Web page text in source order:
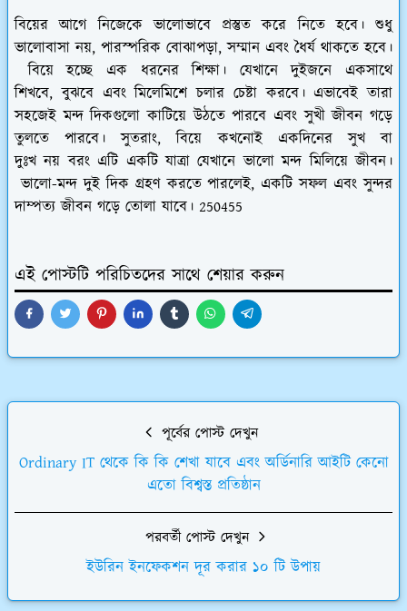
বিয়ের আগে নিজেকে ভালোভাবে প্রস্তুত করে নিতে হবে। শুধু
ভালোবাসা নয়, পারস্পরিক বোঝাপড়া, সম্মান এবং ধৈর্য থাকতে হবে।
বিয়ে হচ্ছে এক ধরনের শিক্ষা। যেখানে দুইজনে একসাথে
শিখবে, বুঝবে এবং মিলেমিশে চলার চেষ্টা করবে। এভাবেই তারা
সহজেই মন্দ দিকগুলো কাটিয়ে উঠতে পারবে এবং সুখী জীবন গড়ে
তুলতে পারবে। সুতরাং, বিয়ে কখনোই একদিনের সুখ বা
দুঃখ নয় বরং এটি একটি যাত্রা যেখানে ভালো মন্দ মিলিয়ে জীবন।
ভালো-মন্দ দুই দিক গ্রহণ করতে পারলেই, একটি সফল এবং সুন্দর
দাম্পত্য জীবন গড়ে তোলা যাবে। 250455
এই পোস্টটি পরিচিতদের সাথে শেয়ার করুন
পূর্বের পোস্ট দেখুন
Ordinary IT থেকে কি কি শেখা যাবে এবং অর্ডিনারি আইটি কেনো
এতো বিশ্বস্ত প্রতিষ্ঠান
পরবর্তী পোস্ট দেখুন
ইউরিন ইনফেকশন দূর করার ১০ টি উপায়